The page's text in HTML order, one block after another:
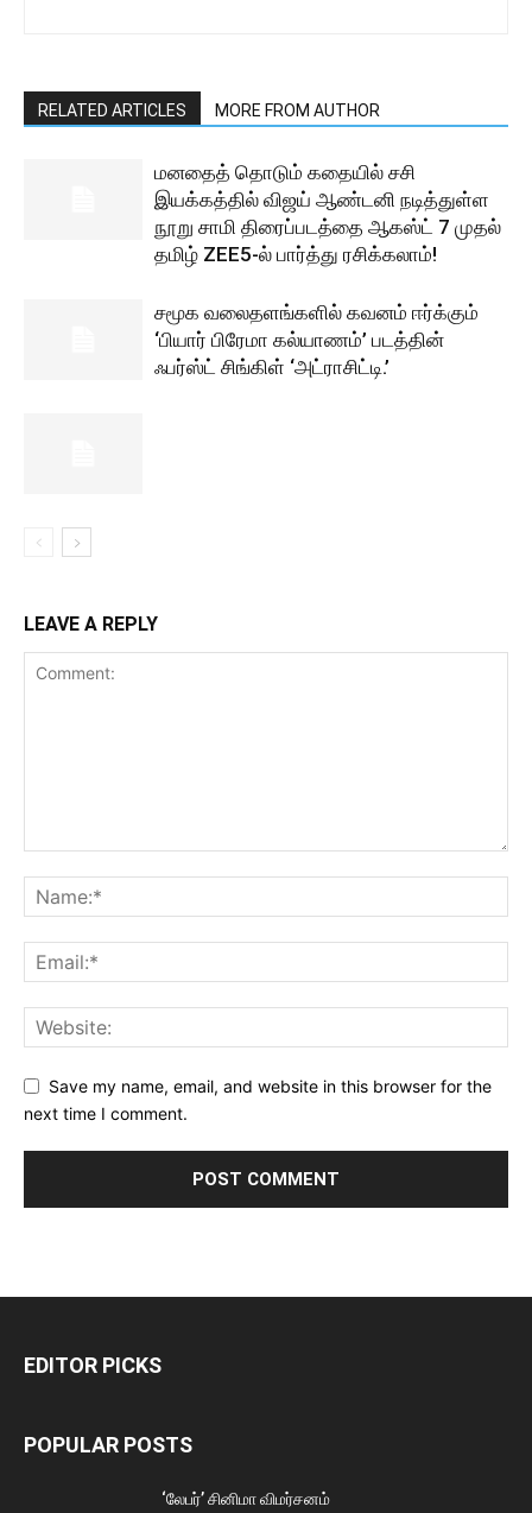
RELATED ARTICLES MORE FROM AUTHOR
மனதைத் தொடும் கதையில் சசி
இயக்கத்தில் விஜய் ஆண்டனி நடித்துள்ள
நூறு சாமி திரைப்படத்தை ஆகஸ்ட் 7 முதல்
தமிழ் ZEE5-ல் பார்த்து ரசிக்கலாம்!
சமூக வலைதளங்களில் கவனம் ஈர்க்கும்
‘பியார் பிரேமா கல்யாணம்’ படத்தின்
ஃபர்ஸ்ட் சிங்கிள் ‘அட்ராசிட்டி.’
LEAVE A REPLY
Save my name, email, and website in this browser for the
next time I comment.
EDITOR PICKS
POPULAR POSTS
‘லேபர்’ சினிமா விமர்சனம்